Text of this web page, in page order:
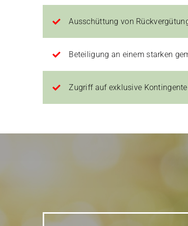
Ausschüttung von
Beteiligung an einem starken
Zugriff auf exklusive